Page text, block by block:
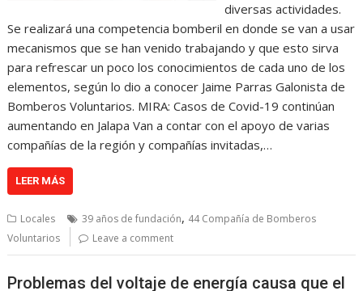
diversas actividades.
Se realizará una competencia bomberil en donde se van a usar
mecanismos que se han venido trabajando y que esto sirva
para refrescar un poco los conocimientos de cada uno de los
elementos, según lo dio a conocer Jaime Parras Galonista de
Bomberos Voluntarios. MIRA: Casos de Covid-19 continúan
aumentando en Jalapa Van a contar con el apoyo de varias
compañías de la región y compañías invitadas,…
LEER MÁS
Locales 39 años de fundación, 44 Compañía de Bomberos
Voluntarios
Leave a comment
Problemas del voltaje de energía causa que el